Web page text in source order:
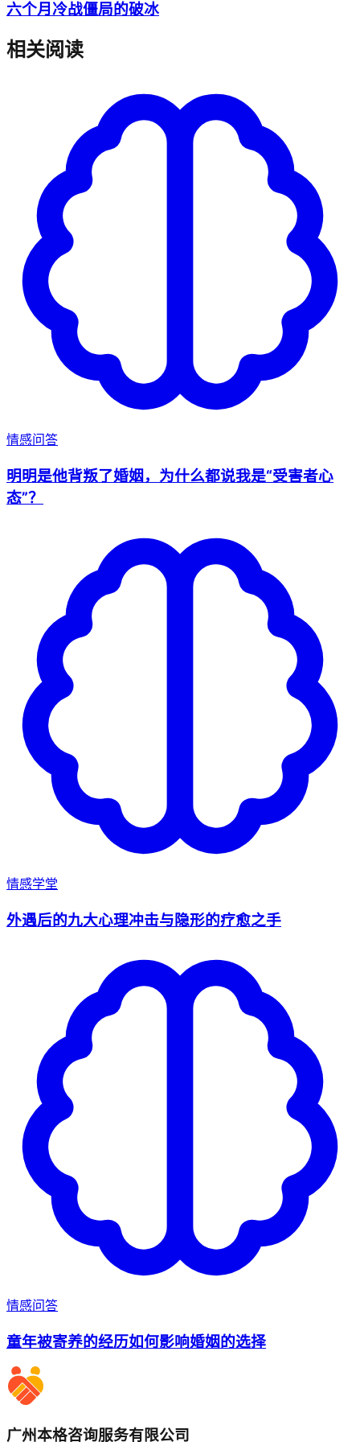
六个月冷战僵局的破冰
相关阅读
情感问答
明明是他背叛了婚姻，为什么都说我是“受害者心
态”？
情感学堂
外遇后的九大心理冲击与隐形的疗愈之手
情感问答
童年被寄养的经历如何影响婚姻的选择
广州本格咨询服务有限公司